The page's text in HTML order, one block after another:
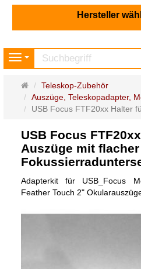
Hersteller
Navigation
Startseite
Teleskop-Zubehör
Auszüge, Teleskopadapter,
USB Focus FTF20xx Halter
USB Focus
Auszüge mit flacher
Adapterkit für USB_Focus
Feather Touch 2"